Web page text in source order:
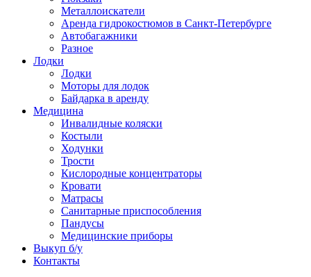
Металлоискатели
Аренда гидрокостюмов в Санкт-Петербурге
Автобагажники
Разное
Лодки
Лодки
Моторы для лодок
Байдарка в аренду
Медицина
Инвалидные коляски
Костыли
Ходунки
Трости
Кислородные концентраторы
Кровати
Матрасы
Санитарные приспособления
Пандусы
Медицинские приборы
Выкуп б/у
Контакты